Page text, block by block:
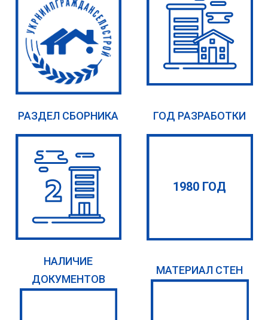
РАЗДЕЛ СБОРНИКА ГОД РАЗРАБОТКИ
1980 ГОД
НАЛИЧИЕ
ДОКУМЕНТОВ
МАТЕРИАЛ СТЕН